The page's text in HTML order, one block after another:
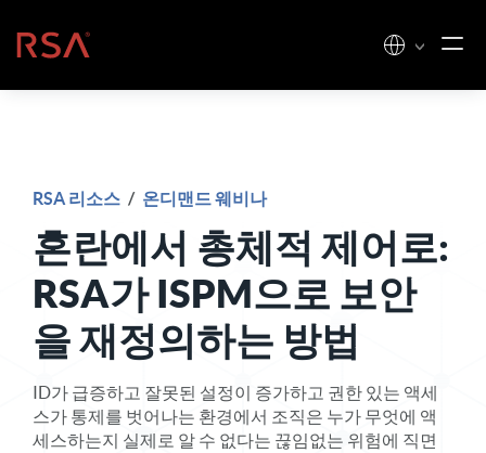
홈
RSA 리소스 / 온디맨드 웨비나
혼란에서 총체적 제어로:
RSA가 ISPM으로 보안
을 재정의하는 방법
ID가 급증하고 잘못된 설정이 증가하고 권한 있는 액세
스가 통제를 벗어나는 환경에서 조직은 누가 무엇에 액
세스하는지 실제로 알 수 없다는 끊임없는 위험에 직면